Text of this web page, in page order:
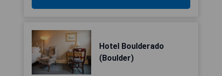
Hotel Boulderado
(Boulder)